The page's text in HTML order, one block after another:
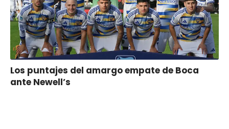
Los puntajes del amargo empate de Boca
ante Newell’s